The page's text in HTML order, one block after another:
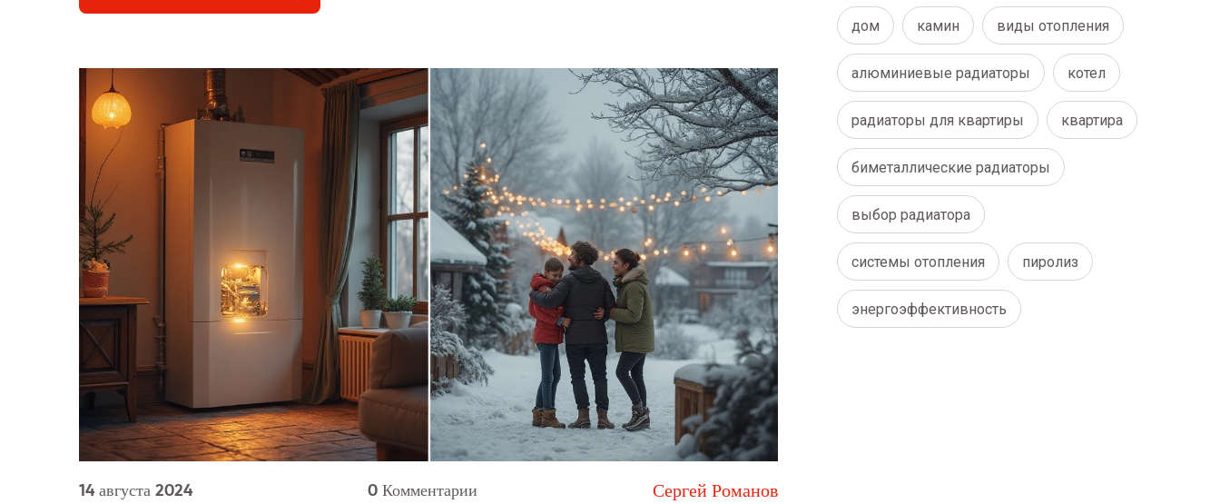
14 августа 2024 0 Комментарии Сергей Романов
дом камин виды отопления
алюминиевые радиаторы котел
радиаторы для квартиры квартира
биметаллические радиаторы
выбор радиатора
системы отопления пиролиз
энергоэффективность